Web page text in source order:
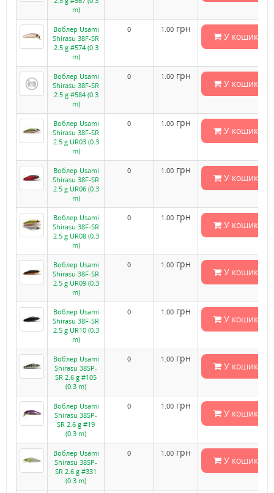
m)
Воблер Usami
Shirasu 38F-SR
2.5 g #574 (0.3
m)
0 1.00 грн
У кошик
Воблер Usami
Shirasu 38F-SR
2.5 g #584 (0.3
m)
0 1.00 грн
У кошик
Воблер Usami
Shirasu 38F-SR
2.5 g UR03 (0.3
m)
0 1.00 грн
У кошик
Воблер Usami
Shirasu 38F-SR
2.5 g UR06 (0.3
m)
0 1.00 грн
У кошик
Воблер Usami
Shirasu 38F-SR
2.5 g UR08 (0.3
m)
0 1.00 грн
У кошик
Воблер Usami
Shirasu 38F-SR
2.5 g UR09 (0.3
m)
0 1.00 грн
У кошик
Воблер Usami
Shirasu 38F-SR
2.5 g UR10 (0.3
m)
0 1.00 грн
У кошик
Воблер Usami
Shirasu 38SP-
SR 2.6 g #105
(0.3 m)
0 1.00 грн
У кошик
Воблер Usami
Shirasu 38SP-
SR 2.6 g #19
(0.3 m)
0 1.00 грн
У кошик
Воблер Usami
Shirasu 38SP-
SR 2.6 g #331
(0.3 m)
0 1.00 грн
У кошик